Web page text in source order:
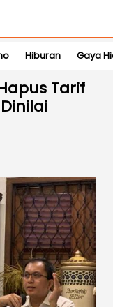
Hiburan Gaya
Tarif